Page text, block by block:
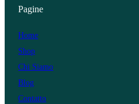
Pagine
Home
Shop
Chi Siamo
Blog
Contatto